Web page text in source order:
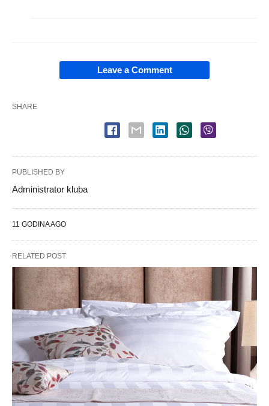
Leave a Comment
SHARE
PUBLISHED BY
Administrator kluba
11 GODINA AGO
RELATED POST